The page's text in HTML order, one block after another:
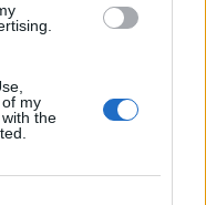
my
the